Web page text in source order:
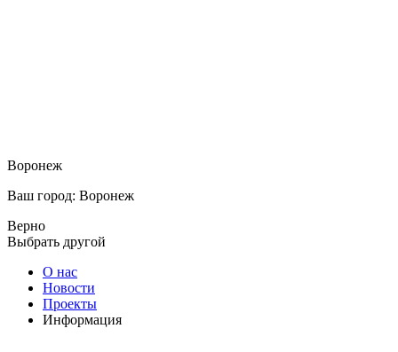
Воронеж
Ваш город: Воронеж
Верно
Выбрать другой
О нас
Новости
Проекты
Информация